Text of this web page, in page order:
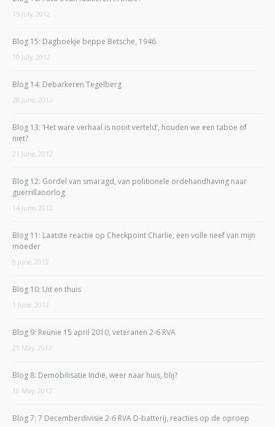
15 July, 2012
Blog 15: Dagboekje beppe Betsche, 1946
10 July, 2012
Blog 14: Debarkeren Tegelberg
28 June, 2012
Blog 13: ‘Het ware verhaal is nooit verteld’, houden we een taboe of
niet?
21 June, 2012
Blog 12: Gordel van smaragd, van politionele ordehandhaving naar
guerrillaoorlog
14 June, 2012
Blog 11: Laatste reactie op Checkpoint Charlie, een volle neef van mijn
moeder
8 June, 2012
Blog 10: Uit en thuis
1 June, 2012
Blog 9: Reünie 15 april 2010, veteranen 2-6 RVA
25 May, 2012
Blog 8: Demobilisatie Indië, weer naar huis, blij?
16 May, 2012
Blog 7: 7 Decemberdivisie 2-6 RVA D-batterij, reacties op de oproep